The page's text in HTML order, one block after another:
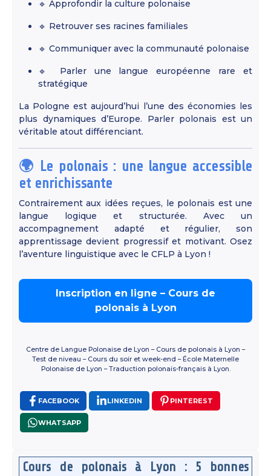
🔹 Approfondir la culture polonaise
🔹 Retrouver ses racines familiales
🔹 Communiquer avec la communauté polonaise
🔹 Parler une langue européenne rare et
stratégique
La Pologne est aujourd’hui l’une des économies les
plus dynamiques d’Europe. Parler polonais est un
véritable atout différenciant.
🌍 Le polonais : une langue accessible
et enrichissante
Contrairement aux idées reçues, le polonais est une
langue logique et structurée. Avec un
accompagnement adapté et régulier, son
apprentissage devient progressif et motivant. Osez
l’aventure linguistique avec le CFLP à Lyon !
Inscription en ligne – Cours de
polonais à Lyon
Centre de Langue Polonaise de Lyon – Cours de polonais à Lyon –
Test de niveau – Cours du soir et week-end – École Maternelle
Polonaise de Lyon – Traduction polonais-français à Lyon.
FACEBOOK LINKEDIN PINTEREST
WHATSAPP
Cours de polonais à Lyon : 5 bonnes